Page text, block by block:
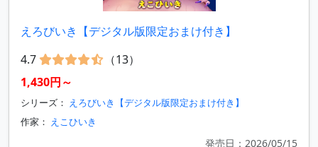
えろびいき【デジタル版限定おまけ付き】
4.7
（13）
1,430円～
シリーズ： えろびいき【デジタル版限定おまけ付き】
作家： えこひいき
発売日：2026/05/15